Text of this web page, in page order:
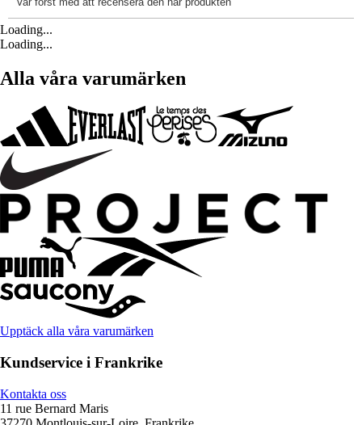
Loading...
Loading...
Alla våra varumärken
Upptäck alla våra varumärken
Kundservice i Frankrike
Kontakta oss
11 rue Bernard Maris